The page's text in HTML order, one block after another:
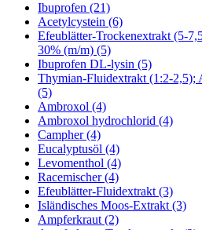
Ibuprofen (21)
Acetylcystein (6)
Efeublätter-Trockenextrakt (5-
30% (m/m) (5)
Ibuprofen DL-lysin (5)
Thymian-Fluidextrakt (1:2-2,5);
(5)
Ambroxol (4)
Ambroxol hydrochlorid (4)
Campher (4)
Eucalyptusöl (4)
Levomenthol (4)
Racemischer (4)
Efeublätter-Fluidextrakt (3)
Isländisches Moos-Extrakt (3)
Ampferkraut (2)